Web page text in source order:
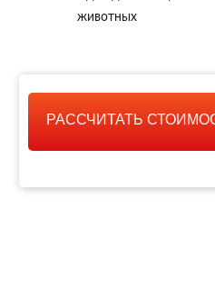
животных
РАССЧИТАТЬ